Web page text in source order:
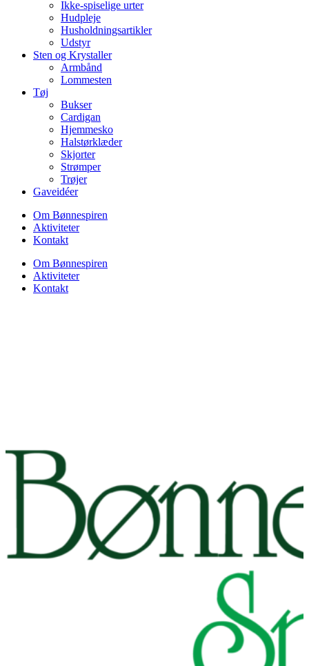
Ikke-spiselige urter
Hudpleje
Husholdningsartikler
Udstyr
Sten og Krystaller
Armbånd
Lommesten
Tøj
Bukser
Cardigan
Hjemmesko
Halstørklæder
Skjorter
Strømper
Trøjer
Gaveidéer
Om Bønnespiren
Aktiviteter
Kontakt
Om Bønnespiren
Aktiviteter
Kontakt